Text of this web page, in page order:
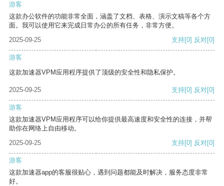
游客
这款办公软件的功能非常全面，涵盖了文档、表格、演示文稿等各个方
面。我可以使用它来完成日常办公的所有任务，非常方便。
2025-09-25
支持[0] 反对[0]
游客
这款加速器VPM应用程序提供了顶级的安全性和隐私保护。
2025-09-25 支持[0] 反对[0]
游客
这款加速器VPM应用程序可以给你提供最高速度和安全性的连接，并帮
助你在网络上自由移动。
2025-09-25
支持[0] 反对[0]
游客
这款加速器app的客服很贴心，遇到问题都能及时解决，服务态度非常
好。